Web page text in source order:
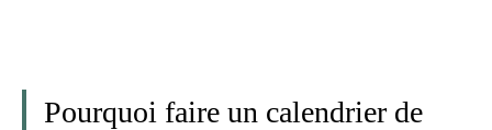
Pourquoi faire un calendrier de